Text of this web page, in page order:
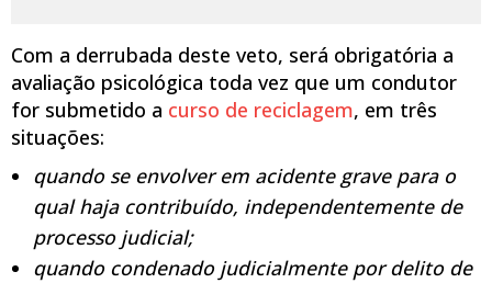
Com a derrubada deste veto, será obrigatória a
avaliação psicológica toda vez que um condutor
for submetido a curso de reciclagem, em três
situações:
quando se envolver em acidente grave para o
qual haja contribuído, independentemente de
processo judicial;
quando condenado judicialmente por delito de